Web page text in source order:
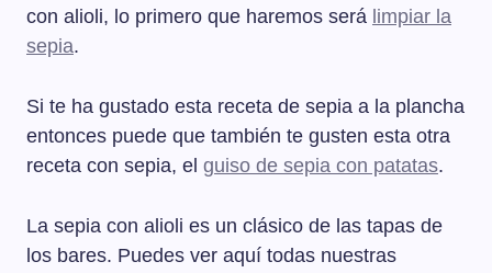
con alioli, lo primero que haremos será limpiar la
sepia.
Si te ha gustado esta receta de sepia a la plancha
entonces puede que también te gusten esta otra
receta con sepia, el guiso de sepia con patatas.
La sepia con alioli es un clásico de las tapas de
los bares. Puedes ver aquí todas nuestras